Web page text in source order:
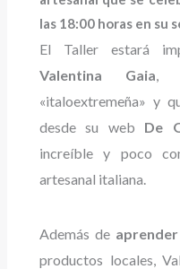
las 18:00 horas en su
El Taller estará
Valentina Gaia,
«italoextremeña» y
desde su web De
increíble y poco
artesanal italiana.
Además de aprender
productos locales,